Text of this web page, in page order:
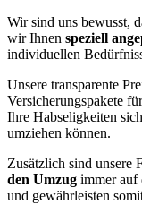
Wir sind uns bewusst,
wir Ihnen speziell
individuellen
Unsere transparente
Versicherungspakete
Ihre Habseligkeiten
umziehen können.
Zusätzlich sind unsere
den Umzug immer auf
und gewährleisten